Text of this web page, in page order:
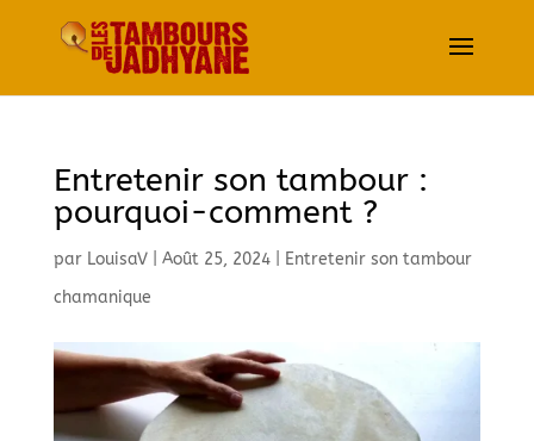
Entretenir son tambour :
pourquoi-comment ?
par LouisaV| Août 25, 2024|
Entretenir son tambour
chamanique